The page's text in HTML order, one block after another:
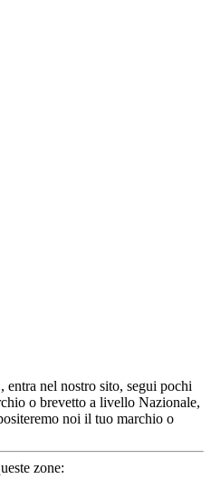
nel nostro sito, segui pochi
o brevetto a livello Nazionale,
noi il tuo marchio o
zone: